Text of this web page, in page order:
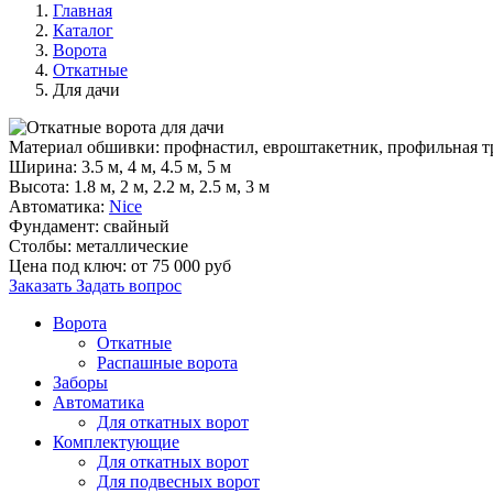
Главная
Каталог
Ворота
Откатные
Для дачи
Материал обшивки: профнастил, евроштакетник, профильная
Ширина: 3.5 м, 4 м, 4.5 м, 5 м
Высота: 1.8 м, 2 м, 2.2 м, 2.5 м, 3 м
Автоматика: Nice
Фундамент: свайный
Столбы: металлические
Цена под ключ: от 75 000 руб
Заказать Задать вопрос
Ворота
Откатные
Распашные ворота
Заборы
Автоматика
Для откатных ворот
Комплектующие
Для откатных ворот
Для подвесных ворот